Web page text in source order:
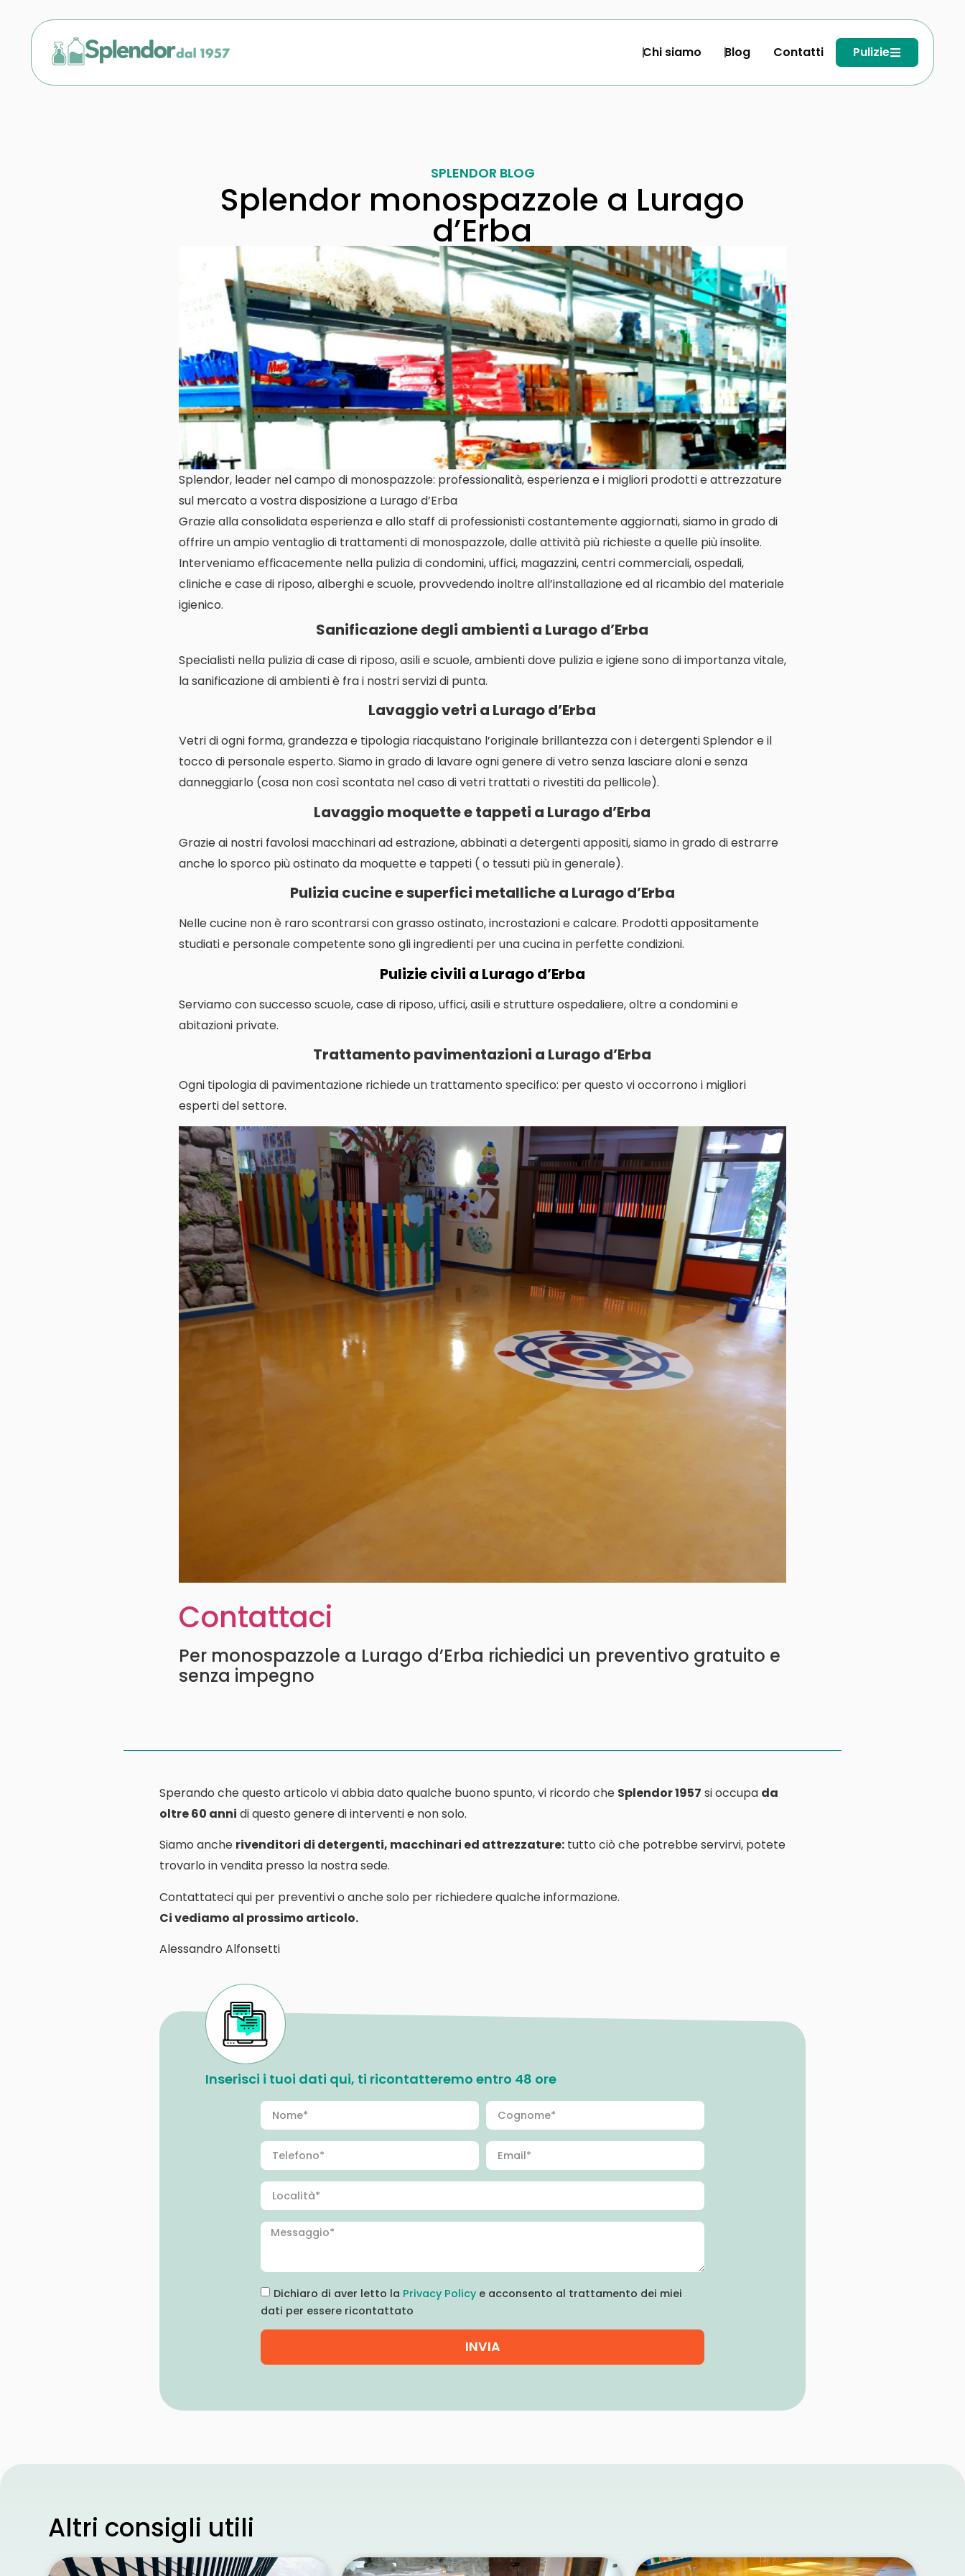
Chi siamo Blog Contatti Pulizie
SPLENDOR BLOG
Splendor monospazzole a Lurago
d’Erba
Splendor, leader nel campo di monospazzole: professionalità, esperienza e i migliori prodotti e attrezzature
sul mercato a vostra disposizione a Lurago d’Erba
Grazie alla consolidata esperienza e allo staff di professionisti costantemente aggiornati, siamo in grado di
offrire un ampio ventaglio di trattamenti di monospazzole, dalle attività più richieste a quelle più insolite.
Interveniamo efficacemente nella pulizia di condomini, uffici, magazzini, centri commerciali, ospedali,
cliniche e case di riposo, alberghi e scuole, provvedendo inoltre all’installazione ed al ricambio del materiale
igienico.
Sanificazione degli ambienti a Lurago d’Erba
Specialisti nella pulizia di case di riposo, asili e scuole, ambienti dove pulizia e igiene sono di importanza vitale,
la sanificazione di ambienti è fra i nostri servizi di punta.
Lavaggio vetri a Lurago d’Erba
Vetri di ogni forma, grandezza e tipologia riacquistano l’originale brillantezza con i detergenti Splendor e il
tocco di personale esperto. Siamo in grado di lavare ogni genere di vetro senza lasciare aloni e senza
danneggiarlo (cosa non così scontata nel caso di vetri trattati o rivestiti da pellicole).
Lavaggio moquette e tappeti a Lurago d’Erba
Grazie ai nostri favolosi macchinari ad estrazione, abbinati a detergenti appositi, siamo in grado di estrarre
anche lo sporco più ostinato da moquette e tappeti ( o tessuti più in generale).
Pulizia cucine e superfici metalliche a Lurago d’Erba
Nelle cucine non è raro scontrarsi con grasso ostinato, incrostazioni e calcare. Prodotti appositamente
studiati e personale competente sono gli ingredienti per una cucina in perfette condizioni.
Pulizie civili a Lurago d’Erba
Serviamo con successo scuole, case di riposo, uffici, asili e strutture ospedaliere, oltre a condomini e
abitazioni private.
Trattamento pavimentazioni a Lurago d’Erba
Ogni tipologia di pavimentazione richiede un trattamento specifico: per questo vi occorrono i migliori
esperti del settore.
Contattaci
Per monospazzole a Lurago d’Erba richiedici un preventivo gratuito e
senza impegno
Sperando che questo articolo vi abbia dato qualche buono spunto, vi ricordo che Splendor 1957 si occupa da
oltre 60 anni di questo genere di interventi e non solo.
Siamo anche rivenditori di detergenti, macchinari ed attrezzature: tutto ciò che potrebbe servirvi, potete
trovarlo in vendita presso la nostra sede.
Contattateci qui per preventivi o anche solo per richiedere qualche informazione.
Ci vediamo al prossimo articolo.
Alessandro Alfonsetti
Inserisci i tuoi dati qui, ti ricontatteremo entro 48 ore
Dichiaro di aver letto la Privacy Policy e acconsento al trattamento dei miei
dati per essere ricontattato
INVIA
Altri consigli utili